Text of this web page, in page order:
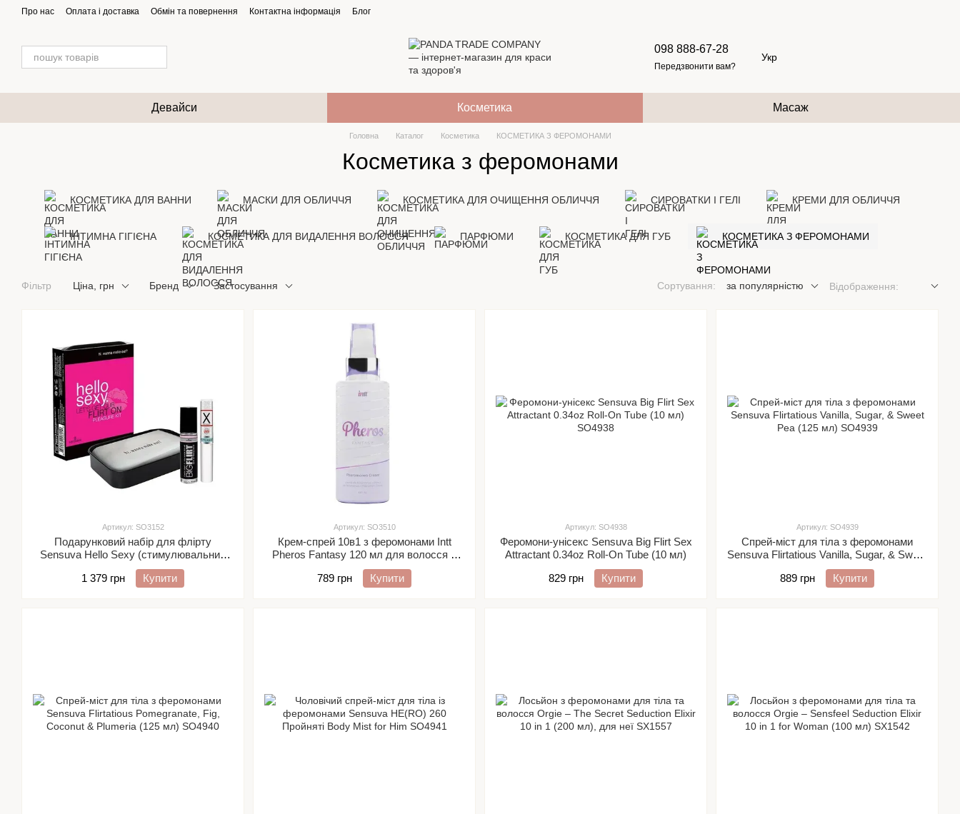
Перейти до основного контенту
Про нас Оплата і доставка Обмін та повернення Контактна інформація Блог
098 888-67-28
Передзвонити вам?
Укр
Девайси Косметика Масаж
Головна Каталог Косметика КОСМЕТИКА З ФЕРОМОНАМИ
Косметика з феромонами
КОСМЕТИКА ДЛЯ ВАННИ МАСКИ ДЛЯ ОБЛИЧЧЯ КОСМЕТИКА ДЛЯ ОЧИЩЕННЯ ОБЛИЧЧЯ СИРОВАТКИ І ГЕЛІ КРЕМИ ДЛЯ ОБЛИЧЧЯ
ІНТИМНА ГІГІЄНА КОСМЕТИКА ДЛЯ ВИДАЛЕННЯ ВОЛОССЯ ПАРФЮМИ КОСМЕТИКА ДЛЯ ГУБ КОСМЕТИКА З ФЕРОМОНАМИ
Фільтр Ціна, грн Бренд Застосування Сортування: за популярністю Відображення:
Артикул: SO3152
Подарунковий набір для флірту
Sensuva Hello Sexy (стимулювальний
бальзам для губ та феромони)
1 379 грн
Купити
Артикул: SO3510
Крем-спрей 10в1 з феромонами Intt
Pheros Fantasy 120 мл для волосся й
тіла з оліями арганії і кокоса
789 грн
Купити
Артикул: SO4938
Феромони-унісекс Sensuva Big Flirt Sex
Attractant 0.34oz Roll-On Tube (10 мл)
829 грн
Купити
Артикул: SO4939
Спрей-міст для тіла з феромонами
Sensuva Flirtatious Vanilla, Sugar, & Sweet
Pea (125 мл)
889 грн
Купити